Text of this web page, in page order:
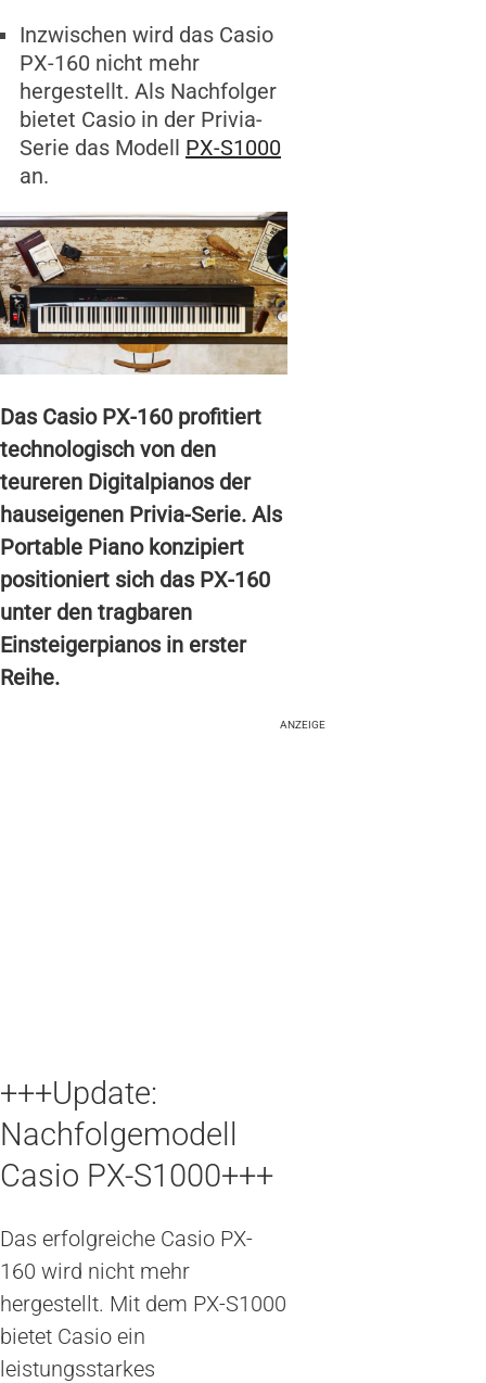
Inzwischen wird das Casio
PX-160 nicht mehr
hergestellt. Als Nachfolger
bietet Casio in der Privia-
Serie das Modell PX-S1000
an.
Das Casio PX-160 profitiert
technologisch von den
teureren Digitalpianos der
hauseigenen Privia-Serie. Als
Portable Piano konzipiert
positioniert sich das PX-160
unter den tragbaren
Einsteigerpianos in erster
Reihe.
ANZEIGE
+++Update:
Nachfolgemodell
Casio PX-S1000+++
Das erfolgreiche Casio PX-
160 wird nicht mehr
hergestellt. Mit dem PX-S1000
bietet Casio ein
leistungsstarkes